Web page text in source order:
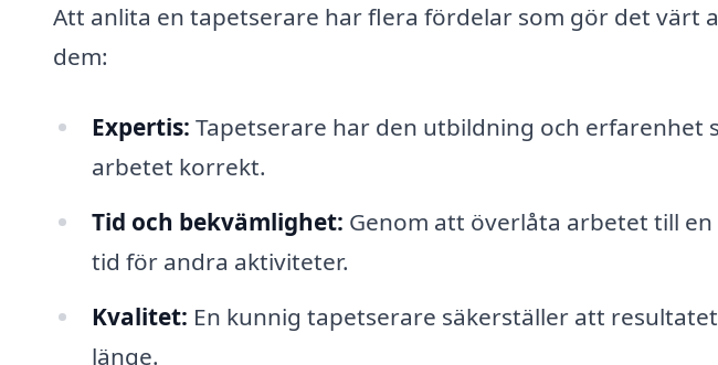
Att anlita en tapetserare har flera fördelar som gör det värt
dem:
Expertis: Tapetserare har den utbildning och erfarenhet
arbetet korrekt.
Tid och bekvämlighet: Genom att överlåta arbetet till
tid för andra aktiviteter.
Kvalitet: En kunnig tapetserare säkerställer att
länge.